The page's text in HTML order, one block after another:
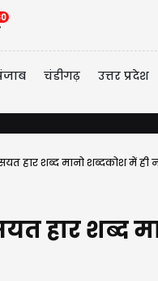
चंडीगढ़ उत्तर प्रदेश
हार शब्द मानो शब्दकोश में ही
हार शब्द